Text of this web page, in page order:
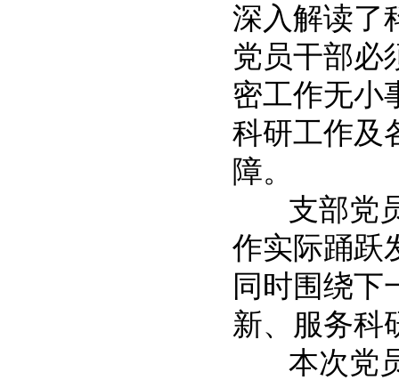
深入解读了
党员干部必
密工作无小
科研工作及
障。
支部党员
作实际踊跃
同时围绕下
新、服务科
本次党员